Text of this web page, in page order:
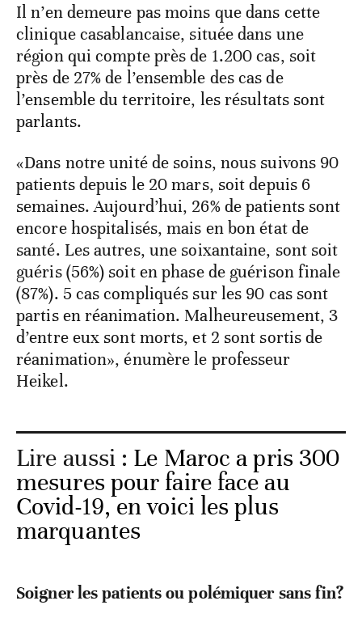
Il n’en demeure pas moins que dans cette
clinique casablancaise, située dans une
région qui compte près de 1.200 cas, soit
près de 27% de l’ensemble des cas de
l’ensemble du territoire, les résultats sont
parlants.
«Dans notre unité de soins, nous suivons 90
patients depuis le 20 mars, soit depuis 6
semaines. Aujourd’hui, 26% de patients sont
encore hospitalisés, mais en bon état de
santé. Les autres, une soixantaine, sont soit
guéris (56%) soit en phase de guérison finale
(87%). 5 cas compliqués sur les 90 cas sont
partis en réanimation. Malheureusement, 3
d’entre eux sont morts, et 2 sont sortis de
réanimation», énumère le professeur
Heikel.
Lire aussi : Le Maroc a pris 300
mesures pour faire face au
Covid-19, en voici les plus
marquantes
Soigner les patients ou polémiquer sans fin?